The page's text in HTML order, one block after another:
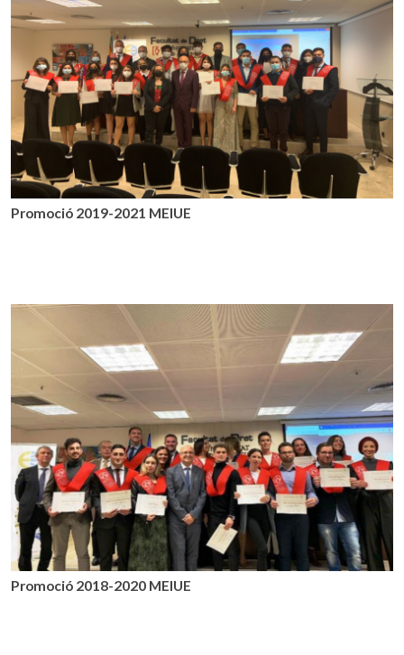
Promoció 2019-2021 MEIUE
Promoció 2018-2020​ MEIUE